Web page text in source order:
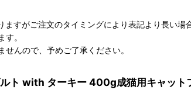
すがご注文のタイミングにより表記より長い場
。
んので、予めご了承ください。
ト with ターキー 400g成猫用キャッ